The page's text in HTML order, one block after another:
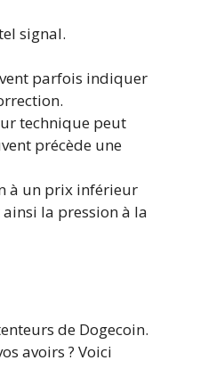
signal.
parfois indiquer
technique peut
précède une
à un prix inférieur
la pression à la
de Dogecoin.
avoirs ? Voici